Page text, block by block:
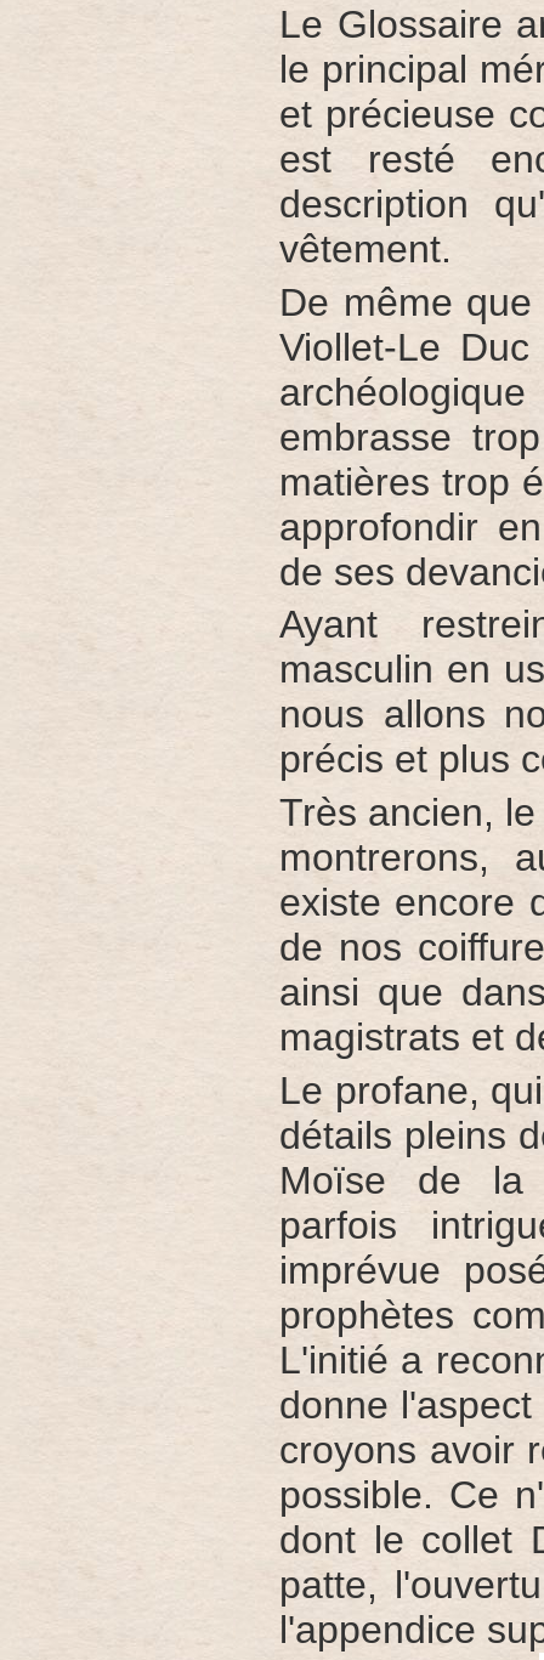
Le Glossaire
le principal
et précieuse
est resté
description
vêtement.
De même
Viollet-Le
embrasse
matières trop
approfondir
de ses
Ayant
masculin en
nous allons
précis et plus
Très ancien,
montrerons,
existe encore
de nos
ainsi que
magistrats et
Le profane,
détails pleins
Moïse de la
parfois
imprévue
prophètes
L'initié a
donne
croyons avoir
possible. Ce
dont le collet
patte,
l'appendice